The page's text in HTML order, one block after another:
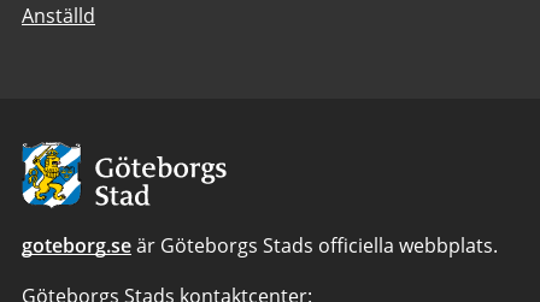
Anställd
Avsändare:
Göteborgs
Stad
goteborg.seär Göteborgs Stads officiella webbplats.
Göteborgs Stads kontaktcenter: